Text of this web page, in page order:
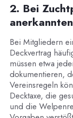
2. Bei
Bei Mitgliedern
Deckvertrag
müssen etwa
dokumentieren,
Vereinsregeln
Decktaxe, die
und die